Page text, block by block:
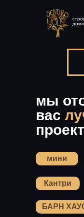
мы
вас
мини
Кантри
БАРН